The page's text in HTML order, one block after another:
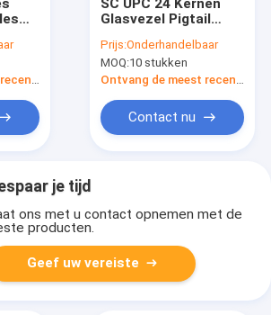
Ontvang de meest recente Prijs
SC UPC 24 Kernen
Glasvezel Pigtail
Glasvezel Breakout
Kabel OS2 Gele jas
Prijs:Onderhandelbaar
MOQ:10 stukken
Ontvang de meest recente Prijs
Contact nu
je tijd
ons met u contact opnemen met de
producten.
Geef uw vereiste